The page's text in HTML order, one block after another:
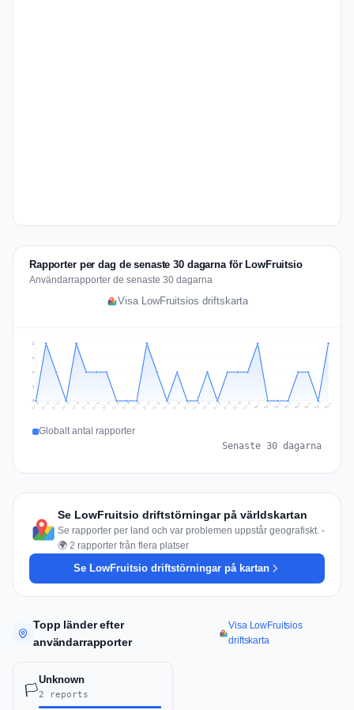
Rapporter per dag de senaste 30 dagarna för LowFruitsio
Användarrapporter de senaste 30 dagarna
Visa LowFruitsios driftskarta
1
1
2
2
Jul 10 Jul 11 Jul 12 Jul 13 Jul 14 Jul 15 Jul 16 Jul 17 Jul 18 Jul 19 Jul 20 Jul 21 Jul 22 Jul 23 Jul 24 Jul 25 Jul 26 Jul 27 Jul 28 Jul 29 Jul 30 Jul 31 Aug 1 Aug 2 Aug 3 Aug 4 Aug 5 Aug 6 Aug 7 Aug 8
Globalt antal rapporter
Senaste 30 dagarna
Se LowFruitsio driftstörningar på världskartan
Se rapporter per land och var problemen uppstår geografiskt. -
🌍 2 rapporter från flera platser
Se LowFruitsio driftstörningar på kartan
Topp länder efter
användarrapporter
Visa LowFruitsios
driftskarta
🏳️
Unknown
2 reports